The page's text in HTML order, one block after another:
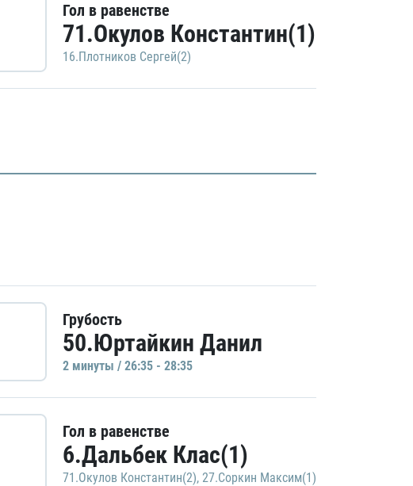
Гол в равенстве
71.Окулов Константин(1)
16.Плотников Сергей(2)
Грубость
50.Юртайкин Данил
2 минуты / 26:35 - 28:35
Гол в равенстве
6.Дальбек Клас(1)
71.Окулов Константин(2), 27.Соркин Максим(1)